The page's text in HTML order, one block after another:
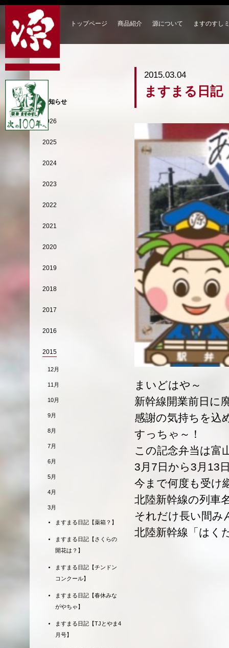
トップページ 商品紹介 源について ますのすし
2015.03.04
ますまる日記
まいどはや～
新幹線開業前日に
感謝の気持ちを込
すっちゃ～！
この記念弁当は富
3月7日から3月13
今まで何度も受け
北陸新幹線の列車
それだけ長い間み
北陸新幹線「はく
お知らせ
2026
2025
2024
2023
2022
2021
2020
2019
2018
2017
2016
2015
12月
11月
10月
9月
8月
7月
6月
5月
4月
3月
ますまる日記【薬箱？】
ますまる日記【さくらの
開花は？】
ますまる日記【チンドン
コンクール】
ますまる日記【春休みな
がやちゃ】
ますまる日記【TJとやま4
月号】